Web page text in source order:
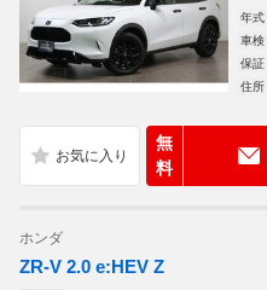
年式
車検
保証
住所
無
料
ホンダ
ZR-V 2.0 e:HEV Z